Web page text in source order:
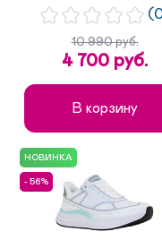
10 990 руб.
4 700 руб.
В корзину
НОВИНКА
- 56%